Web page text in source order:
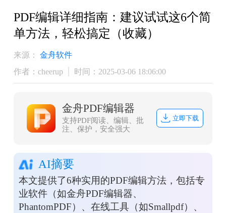
PDF编辑详细指南：建议试试这6个简
单方法，轻松搞定（收藏）
来源：
金舟软件
作者：cheerup
时间：2025-03-06 18:06:00
金舟PDF编辑器
支持PDF阅读、编辑、批
注、保护，安全强大
立即下载
AI摘要
本文提供了6种实用的PDF编辑方法，包括专
业软件（如金舟PDF编辑器、
PhantomPDF）、在线工具（如Smallpdf）、